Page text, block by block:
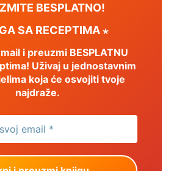
BESPLATNO!
SA RECEPTIMA ⋆
i preuzmi BESPLATNU
Uživaj u jednostavnim
koja će osvojiti tvoje
najdraže.